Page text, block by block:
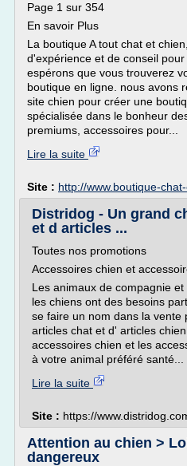
Page 1 sur 354
En savoir Plus
La boutique A tout chat et
d'expérience et de conseil
espérons que vous trouverez
boutique en ligne. nous avons
site chien pour créer une
spécialisée dans le bonheur
premiums, accessoires pour...
Lire la suite
Site : http://www.boutique-
Distridog - Un grand
et d articles ...
Toutes nos promotions
Accessoires chien et
Les animaux de compagnie
les chiens ont des besoins
se faire un nom dans la vente
articles chat et d' articles
accessoires chien et les
à votre animal préféré santé...
Lire la suite
Site : https://
Attention au chien >
dangereux